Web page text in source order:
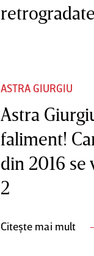
ASTRA GIURGIU
Astra
faliment!
din 2016 se
2
Citește mai mult